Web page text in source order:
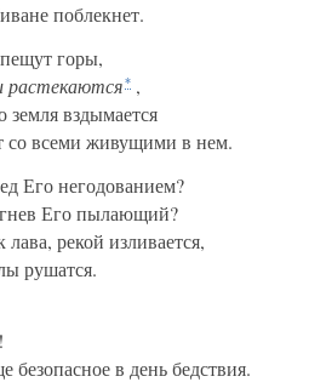
поблекнет.
горы,
растекаются* ,
вздымается
со всеми живущими в нем.
Его негодованием?
Его пылающий?
лава, рекой изливается,
рушатся.
в день бедствия.